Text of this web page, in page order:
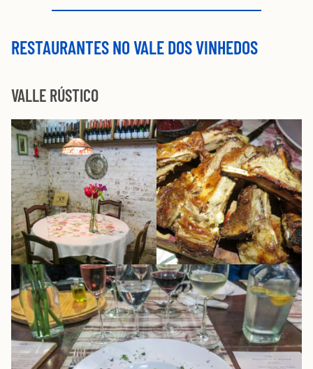
RESTAURANTES NO VALE DOS VINHEDOS
VALLE RÚSTICO